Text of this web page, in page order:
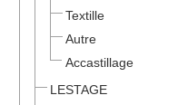
Textille
Autre
Accastillage
LESTAGE